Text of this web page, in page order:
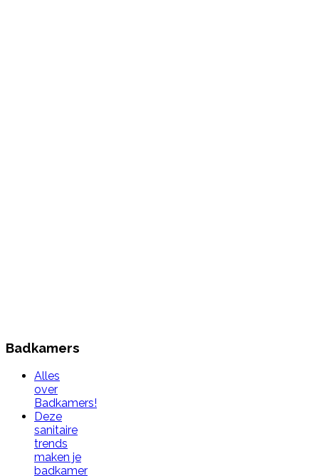
Badkamers
Alles
over
Badkamers!
Deze
sanitaire
trends
maken je
badkamer